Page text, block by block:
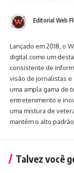
Editorial Web
Lançado em 2018, o
digital como um
consistente de
visão de jornalistas e
uma ampla gama de
entretenimento e
uma mistura de
mantém o alto
Talvez você